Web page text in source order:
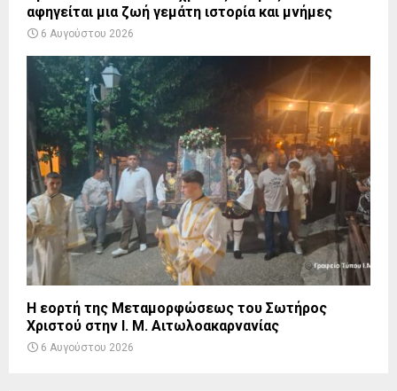
αφηγείται μια ζωή γεμάτη ιστορία και μνήμες
6 Αυγούστου 2026
Η εορτή της Μεταμορφώσεως του Σωτήρος
Χριστού στην Ι. Μ. Αιτωλοακαρνανίας
6 Αυγούστου 2026